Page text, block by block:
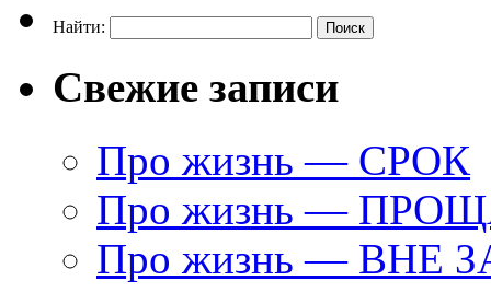
Найти:
Свежие записи
Про жизнь — СРОК
Про жизнь —
Про жизнь — ВНЕ